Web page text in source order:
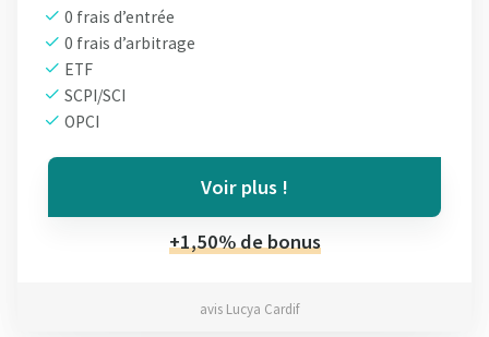
0 frais d’entrée
0 frais d’arbitrage
ETF
SCPI/SCI
OPCI
Voir plus !
+1,50% de bonus
avis Lucya Cardif